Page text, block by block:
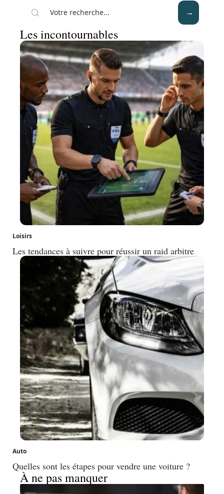
Les incontournables
Loisirs
Les tendances à suivre pour réussir un raid arbitre
Auto
Quelles sont les étapes pour vendre une voiture ?
À ne pas manquer